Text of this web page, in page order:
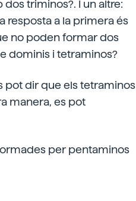
triminos?. I un altre:
resposta a la primera és
no poden formar dos
dominis i tetraminos?
pot dir que els tetraminos
manera, es pot
per pentaminos